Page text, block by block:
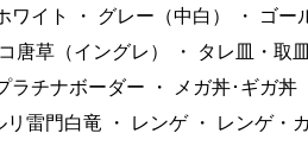
ワイト ・ グレー（中白） ・ ゴー
唐草（イングレ） ・ タレ皿・取皿
ラチナボーダー ・ メガ丼･ギガ丼
リ雷門白竜 ・ レンゲ ・ レンゲ・